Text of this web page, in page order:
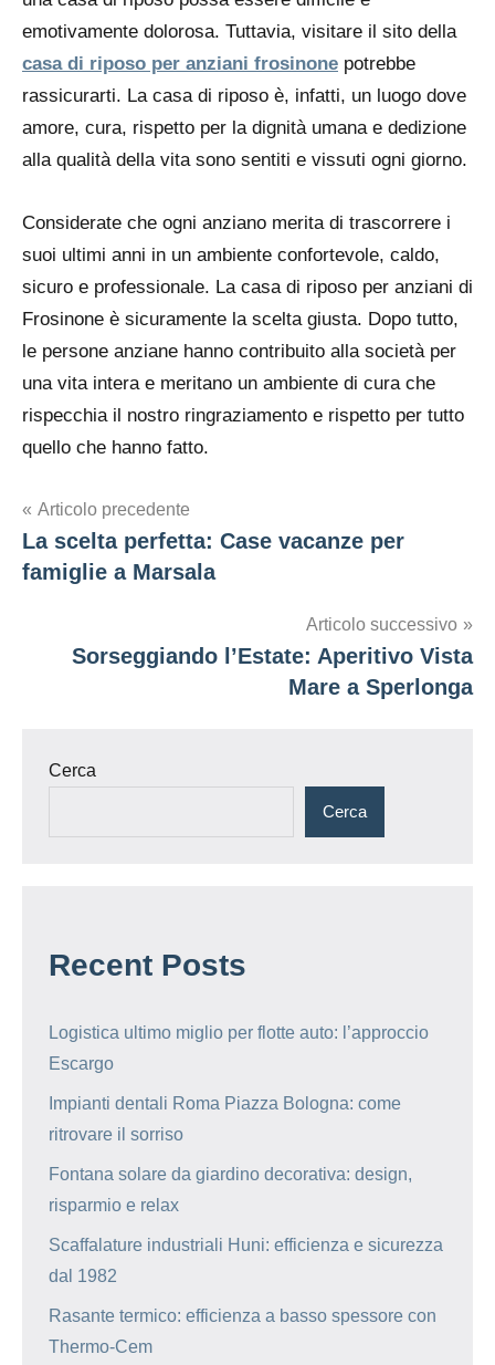
emotivamente dolorosa. Tuttavia, visitare il sito della
casa di riposo per anziani frosinone potrebbe
rassicurarti. La casa di riposo è, infatti, un luogo dove
amore, cura, rispetto per la dignità umana e dedizione
alla qualità della vita sono sentiti e vissuti ogni giorno.
Considerate che ogni anziano merita di trascorrere i
suoi ultimi anni in un ambiente confortevole, caldo,
sicuro e professionale. La casa di riposo per anziani di
Frosinone è sicuramente la scelta giusta. Dopo tutto,
le persone anziane hanno contribuito alla società per
una vita intera e meritano un ambiente di cura che
rispecchia il nostro ringraziamento e rispetto per tutto
quello che hanno fatto.
Navigazione
articoli
Articolo precedente
La scelta perfetta: Case vacanze per
famiglie a Marsala
Articolo successivo
Sorseggiando l’Estate: Aperitivo Vista
Mare a Sperlonga
Cerca
Cerca
Recent Posts
Logistica ultimo miglio per flotte auto: l’approccio
Escargo
Impianti dentali Roma Piazza Bologna: come
ritrovare il sorriso
Fontana solare da giardino decorativa: design,
risparmio e relax
Scaffalature industriali Huni: efficienza e sicurezza
dal 1982
Rasante termico: efficienza a basso spessore con
Thermo-Cem